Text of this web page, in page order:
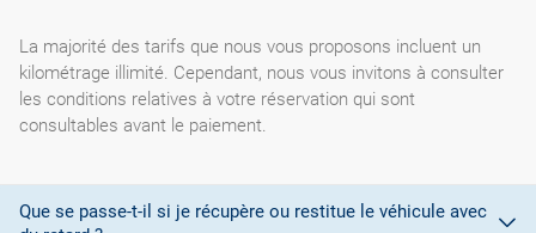
La majorité des tarifs que nous vous proposons incluent un
kilométrage illimité. Cependant, nous vous invitons à consulter
les conditions relatives à votre réservation qui sont
consultables avant le paiement.
Que se passe-t-il si je récupère ou restitue le véhicule avec